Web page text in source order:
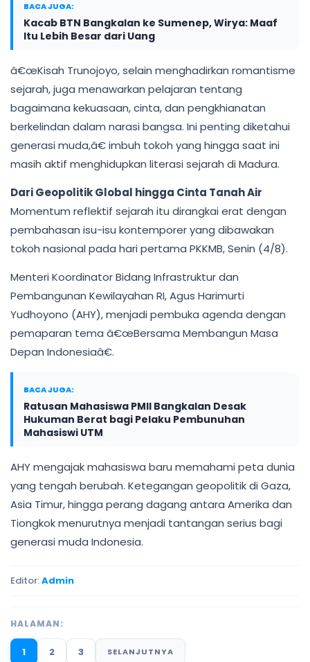
BACA JUGA:
Kacab BTN Bangkalan ke Sumenep, Wirya: Maaf
Itu Lebih Besar dari Uang
â€œKisah Trunojoyo, selain menghadirkan romantisme
sejarah, juga menawarkan pelajaran tentang
bagaimana kekuasaan, cinta, dan pengkhianatan
berkelindan dalam narasi bangsa. Ini penting diketahui
generasi muda,â€ imbuh tokoh yang hingga saat ini
masih aktif menghidupkan literasi sejarah di Madura.
Dari Geopolitik Global hingga Cinta Tanah Air
Momentum reflektif sejarah itu dirangkai erat dengan
pembahasan isu-isu kontemporer yang dibawakan
tokoh nasional pada hari pertama PKKMB, Senin (4/8).
Menteri Koordinator Bidang Infrastruktur dan
Pembangunan Kewilayahan RI, Agus Harimurti
Yudhoyono (AHY), menjadi pembuka agenda dengan
pemaparan tema â€œBersama Membangun Masa
Depan Indonesiaâ€.
BACA JUGA:
Ratusan Mahasiswa PMII Bangkalan Desak
Hukuman Berat bagi Pelaku Pembunuhan
Mahasiswi UTM
AHY mengajak mahasiswa baru memahami peta dunia
yang tengah berubah. Ketegangan geopolitik di Gaza,
Asia Timur, hingga perang dagang antara Amerika dan
Tiongkok menurutnya menjadi tantangan serius bagi
generasi muda Indonesia.
Editor:Admin
HALAMAN:
1 2 3 SELANJUTNYA